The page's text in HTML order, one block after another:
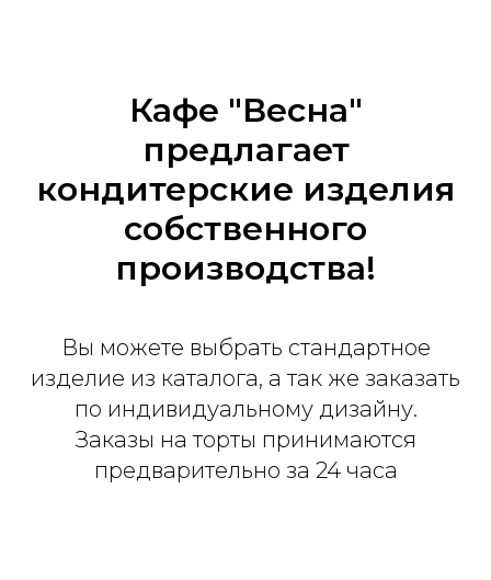
Кафе "Весна"
предлагает
кондитерские изделия
собственного
производства!
Вы можете выбрать стандартное
изделие из каталога, а так же заказать
по индивидуальному дизайну.
Заказы на торты принимаются
предварительно за 24 часа